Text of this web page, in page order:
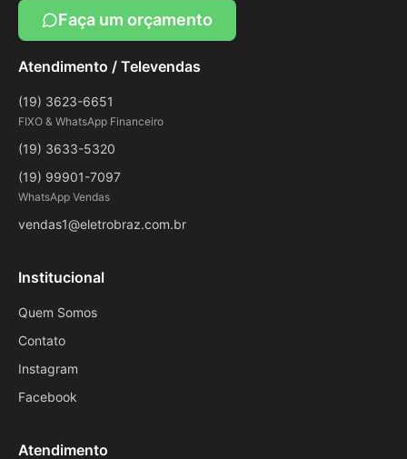
Faça um orçamento
Atendimento / Televendas
(19) 3623-6651
FIXO & WhatsApp Financeiro
(19) 3633-5320
(19) 99901-7097
WhatsApp Vendas
vendas1@eletrobraz.com.br
Institucional
Quem Somos
Contato
Instagram
Facebook
Atendimento